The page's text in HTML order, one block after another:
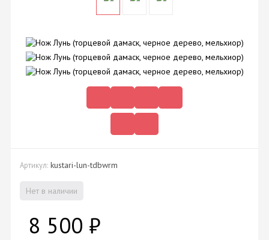
Артикул: kustari-lun-tdbwrm
Нет в наличии
8 500 ₽